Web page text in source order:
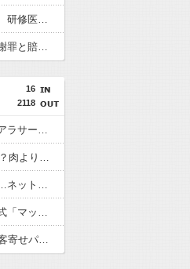
【韓国】ユン大統領「交渉や妥協はしない」 研修医集団ボイコット受け
徴用被害者遺族、不二越の株主総会に出席 謝罪と賠償求める
16
2118
【子なし夫婦】後悔より周囲の攻撃が怖い…アラサー夫婦の本音
【職場BBQ】持っていくべき最強アイテムは？肉より喜ばれる意外なもの
【独身男性】顔は悪くないのに結婚できない…ネット民の本音と自己責任論の逆説
【マクド】関西だけ「マクド」呼ばわり、公式「マック」との断絶が示す地域文化の逆説
【59歳カズ】「死ぬまで現役」宣言の真実：客寄せパンダか美談か、ネットの声を徹底検証